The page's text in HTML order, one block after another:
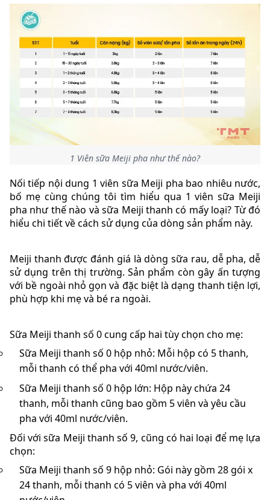
1 Viên sữa Meiji pha như thế nào?
Nối tiếp nội dung 1 viên sữa Meiji pha bao nhiêu nước,
bố mẹ cùng chúng tôi tìm hiểu qua 1 viên sữa Meiji
pha như thế nào và sữa Meiji thanh có mấy loại? Từ đó
hiểu chi tiết về cách sử dụng của dòng sản phẩm này.
Meiji thanh được đánh giá là dòng sữa rau, dễ pha, dễ
sử dụng trên thị trường. Sản phẩm còn gây ấn tượng
với bề ngoài nhỏ gọn và đặc biệt là dạng thanh tiện lợi,
phù hợp khi mẹ và bé ra ngoài.
Sữa Meiji thanh số 0 cung cấp hai tùy chọn cho mẹ:
Sữa Meiji thanh số 0 hộp nhỏ: Mỗi hộp có 5 thanh,
mỗi thanh có thể pha với 40ml nước/viên.
Sữa Meiji thanh số 0 hộp lớn: Hộp này chứa 24
thanh, mỗi thanh cũng bao gồm 5 viên và yêu cầu
pha với 40ml nước/viên.
Đối với sữa Meiji thanh số 9, cũng có hai loại để mẹ lựa
chọn:
Sữa Meiji thanh số 9 hộp nhỏ: Gói này gồm 28 gói x
24 thanh, mỗi thanh có 5 viên và pha với 40ml